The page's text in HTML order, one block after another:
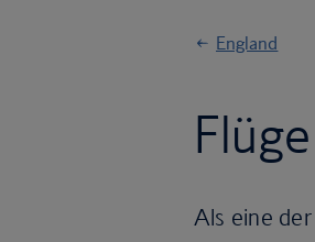
England
Als eine